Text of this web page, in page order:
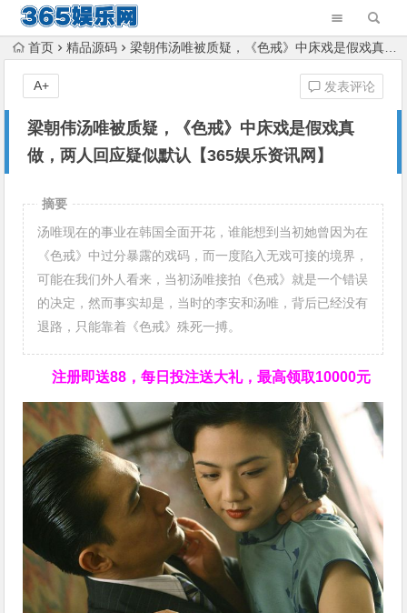
首页 精品源码 梁朝伟汤唯被质疑，《色戒》中床戏是假戏真做，两人回应疑似默认【365娱乐资讯网】
梁朝伟汤唯被质疑，《色戒》中床戏是假戏真
做，两人回应疑似默认【365娱乐资讯网】
发表评论
A+
摘要
汤唯现在的事业在韩国全面开花，谁能想到当初她曾因为在
《色戒》中过分暴露的戏码，而一度陷入无戏可接的境界，
可能在我们外人看来，当初汤唯接拍《色戒》就是一个错误
的决定，然而事实却是，当时的李安和汤唯，背后已经没有
退路，只能靠着《色戒》殊死一搏。
注册即送88，每日投注送大礼，最高领取10000元